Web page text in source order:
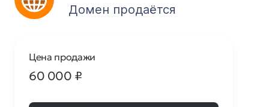
Домен продаётся
Цена продажи
60 000 ₽